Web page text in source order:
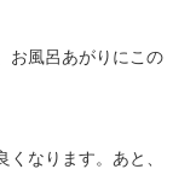
お風呂あがりにこの
なります。あと、